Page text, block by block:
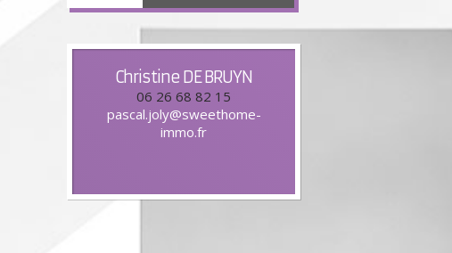
Christine DE BRUYN
06 26 68 82 15
pascal.joly@sweethome-
immo.fr